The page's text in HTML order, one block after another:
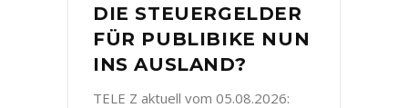
DIE STEUERGELDER
FÜR PUBLIBIKE NUN
INS AUSLAND?
TELE Z aktuell vom 05.08.2026: